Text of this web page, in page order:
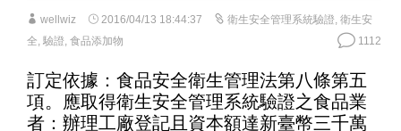
wellwiz 2016/04/13 18:44:37 衛生安全管理系統驗證, 衛生安
全, 驗證, 食品添加物 1112
訂定依據：食品安全衛生管理法第八條第五
項。應取得衛生安全管理系統驗證之食品業
者：辦理工廠登記且資本額達新臺幣三千萬